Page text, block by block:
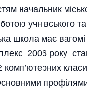
начальник
учнівського
школа має вагомі
2006 року
комп’ютерних
профілями